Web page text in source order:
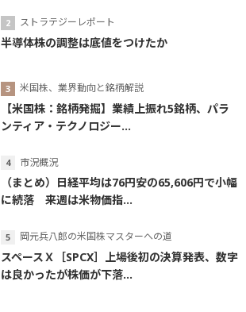
ストラテジーレポート
半導体株の調整は底値をつけたか
米国株、業界動向と銘柄解説
【米国株：銘柄発掘】業績上振れ5銘柄、パラ
ンティア・テクノロジー...
市況概況
（まとめ）日経平均は76円安の65,606円で小幅
に続落 来週は米物価指...
岡元兵八郎の米国株マスターへの道
スペースＸ［SPCX］上場後初の決算発表、数字
は良かったが株価が下落...